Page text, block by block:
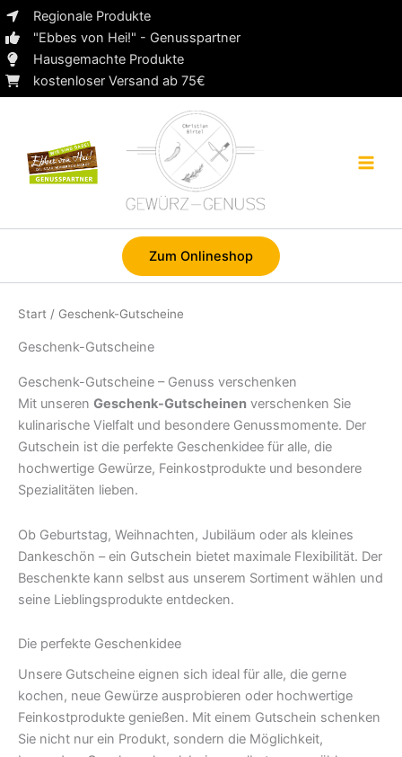
Zum
Inhalt
springen
Regionale Produkte
"Ebbes von Hei!" - Genusspartner
Hausgemachte Produkte
kostenloser Versand ab 75€
Zum Onlineshop
Start / Geschenk-Gutscheine
Geschenk-Gutscheine
Geschenk-Gutscheine – Genuss verschenken
Mit unseren Geschenk-Gutscheinen verschenken Sie
kulinarische Vielfalt und besondere Genussmomente. Der
Gutschein ist die perfekte Geschenkidee für alle, die
hochwertige Gewürze, Feinkostprodukte und besondere
Spezialitäten lieben.
Ob Geburtstag, Weihnachten, Jubiläum oder als kleines
Dankeschön – ein Gutschein bietet maximale Flexibilität. Der
Beschenkte kann selbst aus unserem Sortiment wählen und
seine Lieblingsprodukte entdecken.
Die perfekte Geschenkidee
Unsere Gutscheine eignen sich ideal für alle, die gerne
kochen, neue Gewürze ausprobieren oder hochwertige
Feinkostprodukte genießen. Mit einem Gutschein schenken
Sie nicht nur ein Produkt, sondern die Möglichkeit,